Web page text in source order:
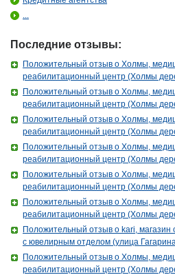
...
Последние отзывы:
Положительный отзыв о Холмы,
реабилитационный центр (Холмы
Положительный отзыв о Холмы,
реабилитационный центр (Холмы
Положительный отзыв о Холмы,
реабилитационный центр (Холмы
Положительный отзыв о Холмы,
реабилитационный центр (Холмы
Положительный отзыв о Холмы,
реабилитационный центр (Холмы
Положительный отзыв о Холмы,
реабилитационный центр (Холмы
Положительный отзыв о kari, магазин
с ювелирным отделом (улица
Положительный отзыв о Холмы,
реабилитационный центр (Холмы